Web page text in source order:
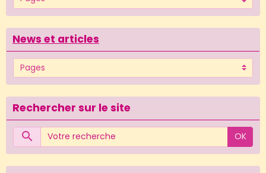
News et articles
Rechercher sur le site
OK